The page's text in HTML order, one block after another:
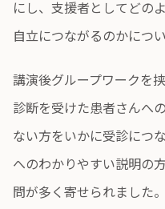
にし、支援者としてどの
自立につながるのかにつ
講演後グループワークを
診断を受けた患者さんへ
ない方をいかに受診につ
へのわかりやすい説明の
問が多く寄せられました。